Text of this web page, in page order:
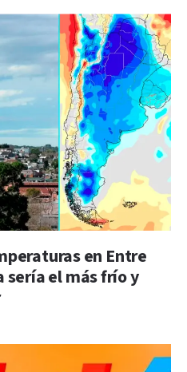
en Entre
sería el más frío y